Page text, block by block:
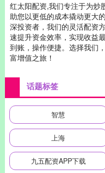
红太阳配资,我们专注于为炒
助您以更低的成本撬动更大
深投资者，我们的灵活配资
速提升资金效率，实现收益
到账，操作便捷。选择我们
富增值之旅！
话题标签
智慧
上海
九五配资APP下载